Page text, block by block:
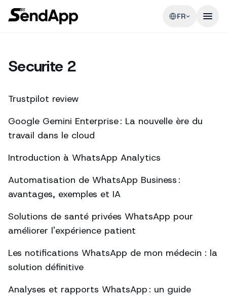
FR
Securite 2
Trustpilot review
Google Gemini Enterprise : La nouvelle ère du
travail dans le cloud
Introduction à WhatsApp Analytics
Automatisation de WhatsApp Business :
avantages, exemples et IA
Solutions de santé privées WhatsApp pour
améliorer l'expérience patient
Les notifications WhatsApp de mon médecin : la
solution définitive
Analyses et rapports WhatsApp : un guide